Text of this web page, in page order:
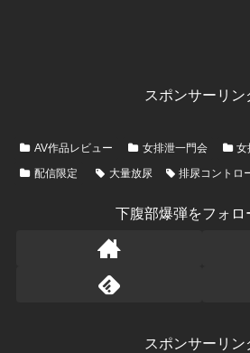
スポンサーリン
AV作品レビュー 女排泄一門会
女
配信限定
大量放尿 排尿コントロ
下腹部爆弾をフォロ
スポンサーリン